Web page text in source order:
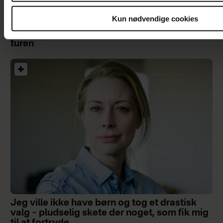
Kun nødvendige cookies
Asger og hans hustru har rejst i hele verden –
og selvom han næsten er blind, fortsætter
turen
Jeg ville ikke have børn og tog et drastisk
valg – pludselig skete der noget, som fik mig